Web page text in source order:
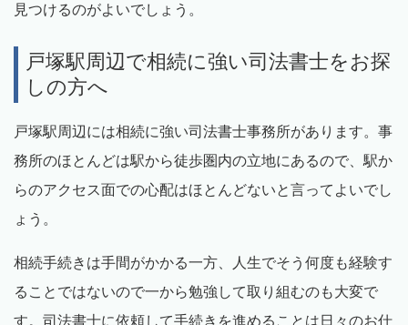
見つけるのがよいでしょう。
戸塚駅周辺で相続に強い司法書士をお探
しの方へ
戸塚駅周辺には相続に強い司法書士事務所があります。事
務所のほとんどは駅から徒歩圏内の立地にあるので、駅か
らのアクセス面での心配はほとんどないと言ってよいでし
ょう。
相続手続きは手間がかかる一方、人生でそう何度も経験す
ることではないので一から勉強して取り組むのも大変で
す。司法書士に依頼して手続きを進めることは日々のお仕